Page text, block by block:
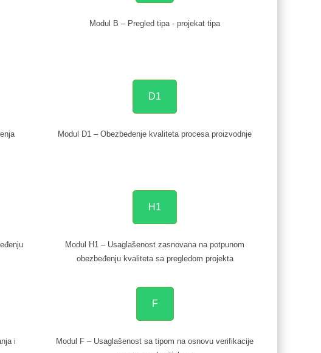
Modul B – Pregled tipa - projekat tipa
D1
Modul D1 – Obezbeđenje kvaliteta procesa proizvodnje
H1
Modul H1 – Usaglašenost zasnovana na potpunom
obezbeđenju kvaliteta sa pregledom projekta
i
F
Modul F – Usaglašenost sa tipom na osnovu verifikacije